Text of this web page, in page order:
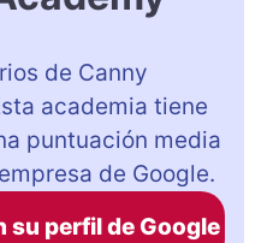
de Canny
academia tiene
puntuación media
de Google.
su perfil de Google